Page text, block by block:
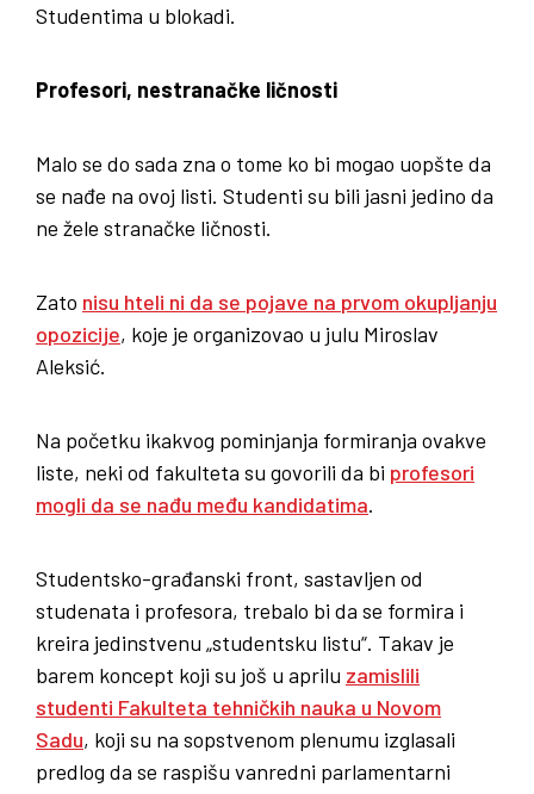
Studentima u blokadi.
Profesori, nestranačke ličnosti
Malo se do sada zna o tome ko bi mogao uopšte da
se nađe na ovoj listi. Studenti su bili jasni jedino da
ne žele stranačke ličnosti.
Zato nisu hteli ni da se pojave na prvom okupljanju
opozicije, koje je organizovao u julu Miroslav
Aleksić.
Na početku ikakvog pominjanja formiranja ovakve
liste, neki od fakulteta su govorili da bi profesori
mogli da se nađu među kandidatima.
Studentsko-građanski front, sastavljen od
studenata i profesora, trebalo bi da se formira i
kreira jedinstvenu „studentsku listu“. Takav je
barem koncept koji su još u aprilu zamislili
studenti Fakulteta tehničkih nauka u Novom
Sadu, koji su na sopstvenom plenumu izglasali
predlog da se raspišu vanredni parlamentarni